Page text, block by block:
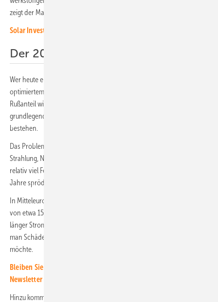
zeigt der Material-Check.
Solar Investors Guide: O&M für Solarparks
Der 20-Jahre-Irrtum
Wer heute eine Freiflächenanlage plant, greift häufig zu UV-
optimiertem PA6.6. Durch zusätzliche Additive und erhöhten
Rußanteil wird der Materialabbau zwar verlangsamt, doch die
grundlegenden chemischen Grenzen des Werkstoffs bleiben
bestehen.
Das Problem dabei ist die Kombination aus permanenter UV-
Strahlung, Nässe und extremen Temperaturwechseln. PA6.6 nimmt
relativ viel Feuchtigkeit auf. Dies führt dazu, dass das Material über die
Jahre spröde wird und an mechanischer Festigkeit verliert.
In Mitteleuropa sind solche Kabelbinder für eine realistische Laufzeit
von etwa 15 Jahren ausgelegt. Für eine Anlage, die 25 Jahre oder
länger Strom produzieren soll, ist dies keine dauerhafte Lösung, wenn
man Schäden mit womöglich kostspieligen Folgen ausschließen
möchte.
Bleiben Sie auf dem Laufenden, melden Sie sich für unseren
Newsletter an
Hinzu kommen chemische Belastungen durch die